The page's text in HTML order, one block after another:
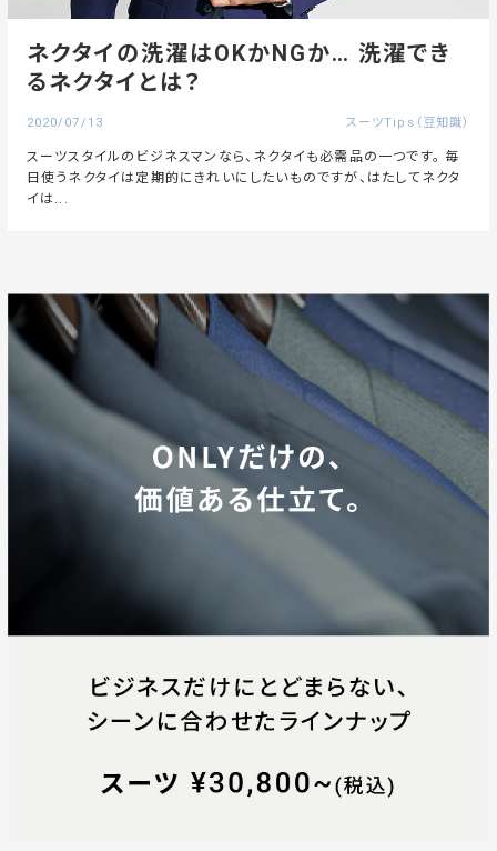
ネクタイの洗濯はOKかNGか… 洗濯でき
るネクタイとは？
2020/07/13 スーツTips（豆知識）
スーツスタイルのビジネスマンなら、ネクタイも必需品の一つです。 毎
日使うネクタイは定期的にきれいにしたいものですが、はたしてネクタ
イは...